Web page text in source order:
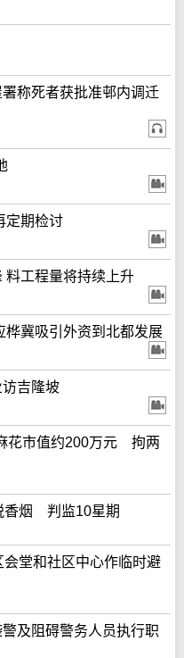
称死者获批准邨内调迁
定期检讨
料工程量将持续上升
桦冀吸引外资到北都发展
吉隆坡
花市值约200万元 拘两
香烟 判监10星期
堂和社区中心作临时避
及阻碍警务人员执行职